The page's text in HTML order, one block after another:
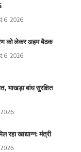
6, 2026
को लेकर अहम बैठक
6, 2026
भाखड़ा बांध सुरक्षित
रहा खाद्यान्न: मंत्री